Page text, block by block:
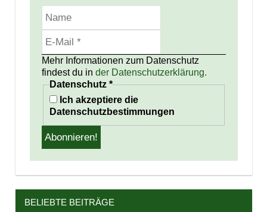
Mehr Informationen zum Datenschutz
findest du in der Datenschutzerklärung.
Datenschutz *
Ich akzeptiere die
Datenschutzbestimmungen
BELIEBTE BEITRÄGE